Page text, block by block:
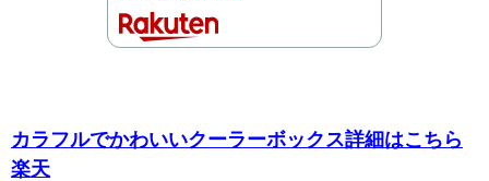
カラフルでかわいいクーラーボックス詳細はこちら
楽天